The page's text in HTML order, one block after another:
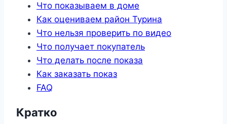
Что показываем в доме
Как оцениваем район Турина
Что нельзя проверить по видео
Что получает покупатель
Что делать после показа
Как заказать показ
FAQ
Кратко